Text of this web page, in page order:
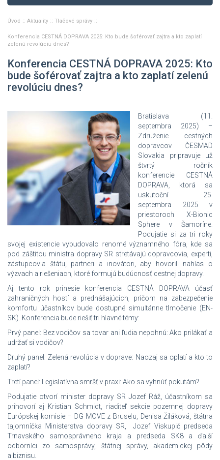
Úvod Aktuality Tlačové správy
Konferencia CESTNÁ DOPRAVA 2025: Kto bude šoférovať zajtra a kto zaplatí
zelenú revolúciu dnes?
Konferencia CESTNÁ DOPRAVA 2025: Kto
bude šoférovať zajtra a kto zaplatí zelenú
revolúciu dnes?
Bratislava (11.
septembra 2025) –
Združenie cestných
dopravcov ČESMAD
Slovakia pripravuje už
štvrtý ročník
konferencie CESTNÁ
DOPRAVA, ktorá sa
uskutoční 25.
septembra 2025 v
priestoroch X-Bionic
Sphere v Šamoríne.
Podujatie si za tri roky
svojej existencie vybudovalo renomé významného fóra, kde sa
pod záštitou ministra dopravy SR stretávajú dopravcovia, experti,
zástupcovia štátu, partneri a inovátori, aby hovorili nahlas o
výzvach a riešeniach, ktoré formujú budúcnosť cestnej dopravy.
Aj tento rok prinesie konferencia CESTNÁ DOPRAVA účasť
zahraničných hostí a prednášajúcich, pričom na zabezpečenie
komfortu účastníkov bude dostupné simultánne tlmočenie (EN-
SK). Konferencia bude riešiť tri hlavné témy:
Prvý panel: Bez vodičov sa tovar ani ľudia nepohnú: Ako prilákať a
udržať si vodičov?
Druhý panel: Zelená revolúcia v doprave: Naozaj sa oplatí a kto to
zaplatí?
Tretí panel: Legislatívna smršť v praxi: Ako sa vyhnúť pokutám?
Podujatie otvorí minister dopravy SR Jozef Ráž, účastníkom sa
prihovorí aj Kristian Schmidt, riaditeľ sekcie pozemnej dopravy
Európskej komisie – DG MOVE z Bruselu, Denisa Žiláková, štátna
tajomníčka Ministerstva dopravy SR, Jozef Viskupič predseda
Trnavského samosprávneho kraja a predseda SK8 a ďalší
odborníci zo samosprávy, štátnej správy, akademickej pôdy
a biznisu.